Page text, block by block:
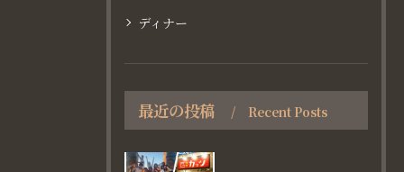
ディナー
最近の投稿 Recent Posts